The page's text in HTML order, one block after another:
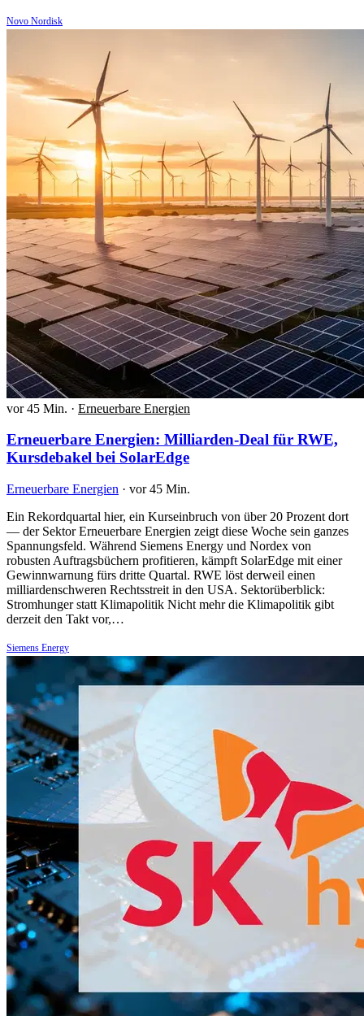
Novo Nordisk
vor 45 Min. · Erneuerbare Energien
Erneuerbare Energien: Milliarden-Deal für RWE,
Kursdebakel bei SolarEdge
Erneuerbare Energien · vor 45 Min.
Ein Rekordquartal hier, ein Kurseinbruch von über 20 Prozent dort
— der Sektor Erneuerbare Energien zeigt diese Woche sein ganzes
Spannungsfeld. Während Siemens Energy und Nordex von
robusten Auftragsbüchern profitieren, kämpft SolarEdge mit einer
Gewinnwarnung fürs dritte Quartal. RWE löst derweil einen
milliardenschweren Rechtsstreit in den USA. Sektorüberblick:
Stromhunger statt Klimapolitik Nicht mehr die Klimapolitik gibt
derzeit den Takt vor,…
Siemens Energy